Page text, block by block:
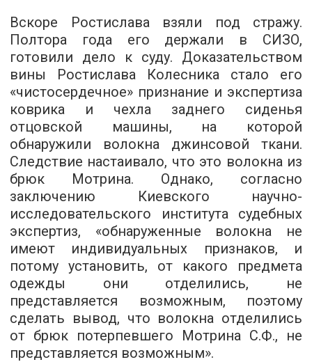
Вскоре Ростислава взяли под стражу.
Полтора года его держали в СИЗО,
готовили дело к суду. Доказательством
вины Ростислава Колесника стало его
«чистосердечное» признание и экспертиза
коврика и чехла заднего сиденья
отцовской машины, на которой
обнаружили волокна джинсовой ткани.
Следствие настаивало, что это волокна из
брюк Мотрина. Однако, согласно
заключению Киевского научно-
исследовательского института судебных
экспертиз, «обнаруженные волокна не
имеют индивидуальных признаков, и
потому установить, от какого предмета
одежды они отделились, не
представляется возможным, поэтому
сделать вывод, что волокна отделились
от брюк потерпевшего Мотрина С.Ф., не
представляется возможным».